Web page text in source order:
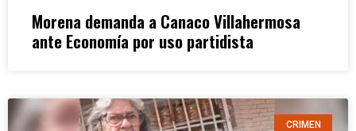
Morena demanda a Canaco Villahermosa
ante Economía por uso partidista
CRIMEN